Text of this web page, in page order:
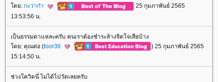
ดย: กะว่าก๋า
25 กุมภาพันธ์ 2565
13:53:56 น.
เป็นธรรมดาแหละครับ คนเราต้องชำระล้างจิตใจเสียบ้าง
ดย: คุณต่อ (toor36
) 25 กุมภาพันธ์ 2565
15:14:50 น.
ช่วงโควิดนี่ ไม่ได้ไปวัดเลยครับ